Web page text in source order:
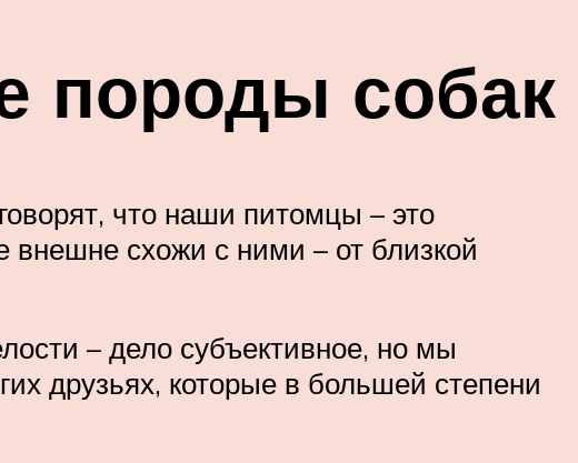
породы собак
что наши питомцы – это
внешне схожи с ними – от близкой
– дело субъективное, но мы
друзьях, которые в большей степени